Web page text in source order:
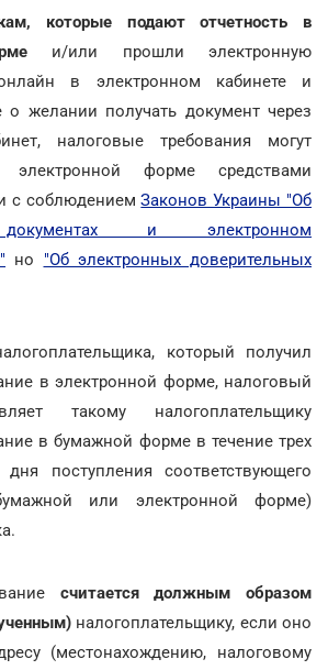
которые подают отчетность в
и/или прошли электронную
в электронном кабинете и
о желании получать документ через
налоговые требования могут
электронной форме средствами
с соблюдениемЗаконов Украины "Об
и электронном
но "Об электронных доверительных
который получил
в электронной форме, налоговый
такому налогоплательщику
в бумажной форме в течение трех
поступления соответствующего
или электронной форме)
считается должным образом
налогоплательщику, если оно
(местонахождению, налоговому